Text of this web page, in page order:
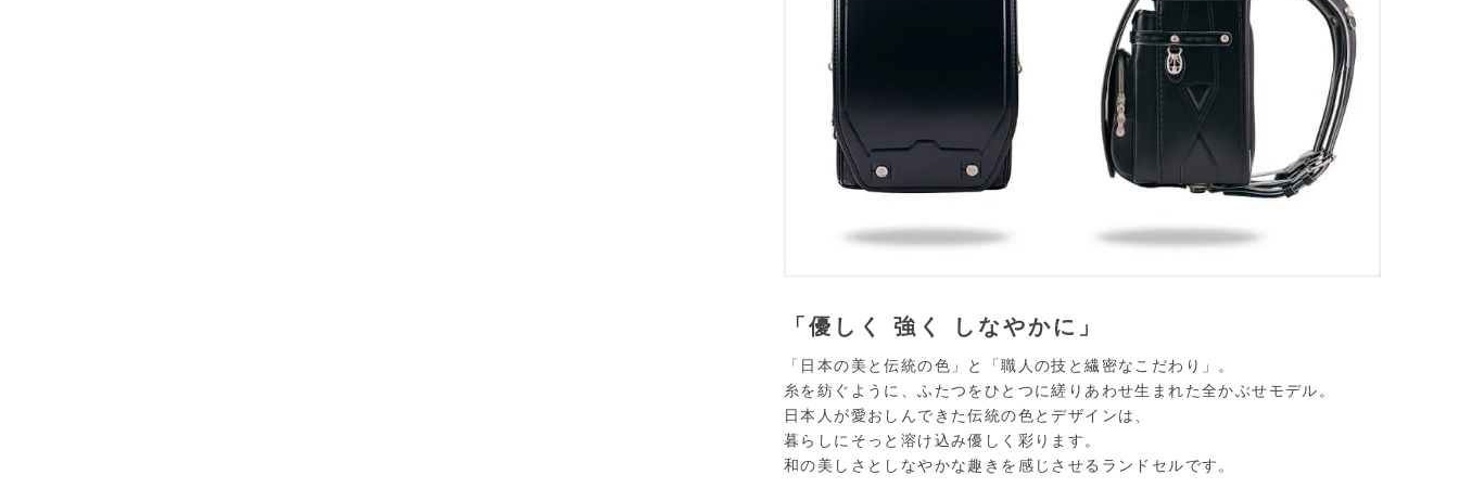
「優しく 強く しなやかに」
「日本の美と伝統の色」と「職人の技と繊密なこだわり」。
糸を紡ぐように、ふたつをひとつに縒りあわせ生まれた全かぶせモデル。
日本人が愛おしんできた伝統の色とデザインは、
暮らしにそっと溶け込み優しく彩ります。
和の美しさとしなやかな趣きを感じさせるランドセルです。